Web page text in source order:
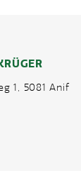
1, 5081 Anif